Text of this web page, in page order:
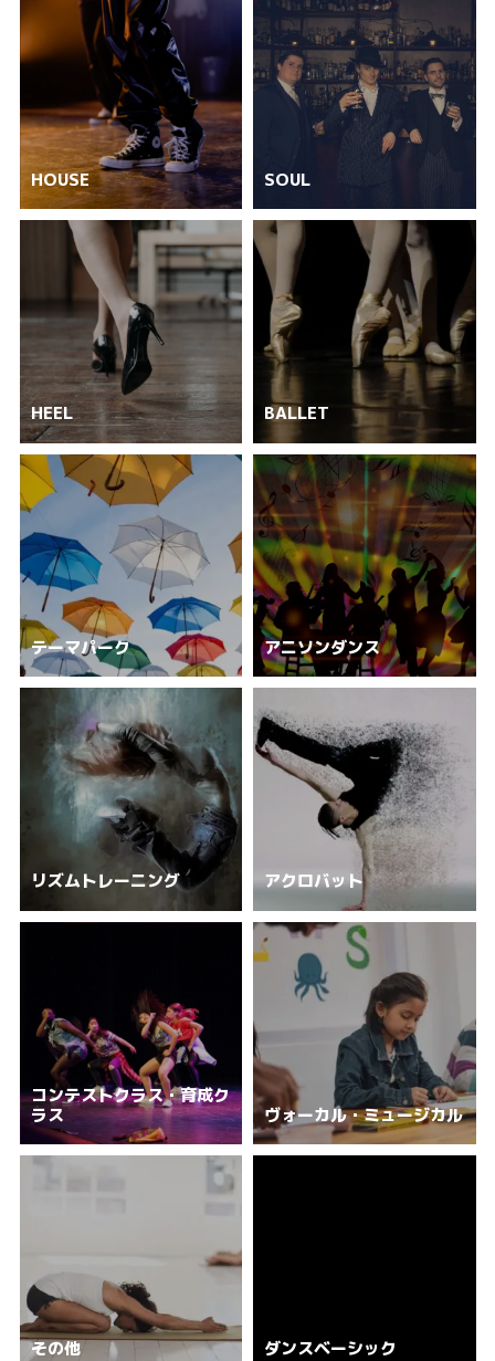
HOUSE SOUL
HEEL BALLET
テーマパーク アニソンダンス
リズムトレーニング アクロバット
コンテストクラス・育成ク
ラス
ヴォーカル・ミュージカル
その他 ダンスベーシック